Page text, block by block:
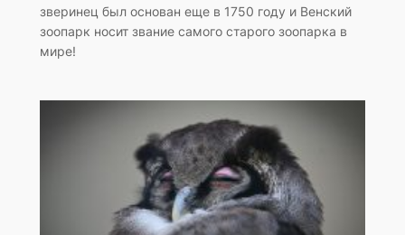
зверинец был основан еще в 1750 году и Венский
зоопарк носит звание самого старого зоопарка в
мире!